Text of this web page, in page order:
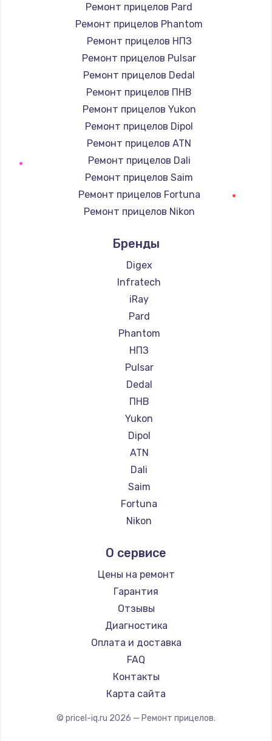
Ремонт прицелов Pard
Ремонт прицелов Phantom
Ремонт прицелов НПЗ
Ремонт прицелов Pulsar
Ремонт прицелов Dedal
Ремонт прицелов ПНВ
Ремонт прицелов Yukon
Ремонт прицелов Dipol
Ремонт прицелов ATN
Ремонт прицелов Dali
Ремонт прицелов Saim
Ремонт прицелов Fortuna
Ремонт прицелов Nikon
Ремонт прицелов Artelv
Ремонт прицелов Hakko
Ремонт прицелов HALES
Ремонт прицелов Leica
Ремонт прицелов Vector Optics
Ремонт прицелов Carl Zeiss
Ремонт прицелов Zeiss
Ремонт прицелов AGM Global Vision
Ремонт прицелов Pilad
Ремонт прицелов Arkon
Ремонт прицелов ANYSMART
Ремонт прицелов FLIR
Ремонт прицелов Venox
Ремонт прицелов Holosun
Ремонт прицелов MAKdot
Ремонт прицелов Hikmicro
Ремонт прицелов IWT
Ремонт прицелов NNPO
Ремонт прицелов Taigan
Ремонт прицелов Thermal Scope
Ремонт прицелов ConoTech
Ремонт прицелов Легат
Ремонт прицелов Athlon
Бренды
Digex
Infratech
iRay
Pard
Phantom
НПЗ
Pulsar
Dedal
ПНВ
Yukon
Dipol
ATN
Dali
Saim
Fortuna
Nikon
Artelv
Hakko
HALES
Leica
Vector Optics
Carl Zeiss
Zeiss
AGM Global Vision
Pilad
О сервисе
Цены на ремонт
Гарантия
Отзывы
Диагностика
Оплата и доставка
FAQ
Контакты
Карта сайта
© pricel-iq.ru 2026 — Ремонт прицелов.